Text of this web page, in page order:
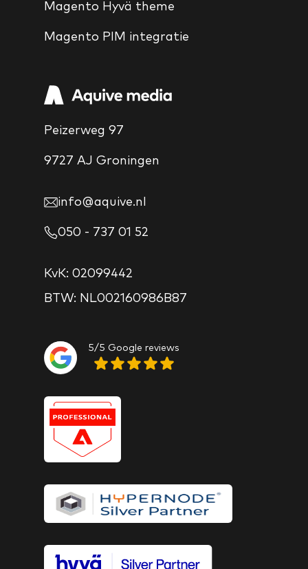
Magento Hyvä theme
Magento PIM integratie
Peizerweg 97
9727 AJ Groningen
info@aquive.nl
050 - 737 01 52
KvK: 02099442
BTW: NL002160986B87
5/5 Google reviews